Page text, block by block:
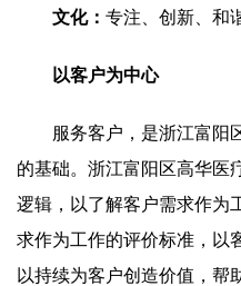
文化： 专注、创新、和
以客户为中心
服务客户，是浙江富阳
的基础。浙江富阳区高华医
逻辑，以了解客户需求作为
求作为工作的评价标准，以
以持续为客户创造价值，帮